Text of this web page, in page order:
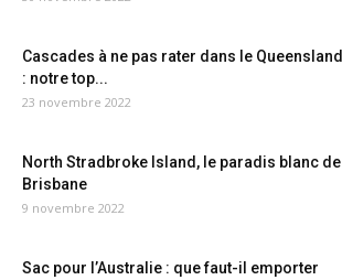
Cascades à ne pas rater dans le Queensland
: notre top...
23 novembre 2022
North Stradbroke Island, le paradis blanc de
Brisbane
9 novembre 2022
Sac pour l’Australie : que faut-il emporter